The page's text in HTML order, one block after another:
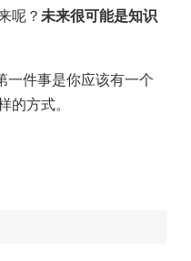
呢？ 未来很可能是知识
一件事是你应该有一个
的方式。